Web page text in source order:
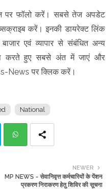
पर फॉलो करें। सबसे तेज अपडेट
करें। इनकी डायरेक्ट लिंक
एवं व्यापार से संबंधित अन्य
करते हुए सबसे अंत में जाएं और
News पर क्लिक करें।
National
ats
NEWER
MP NEWS - सेवानिवृत्त कर्मचारियों के पेंशन
प्रकरण निराकरण हेतु शिविर की सूचना